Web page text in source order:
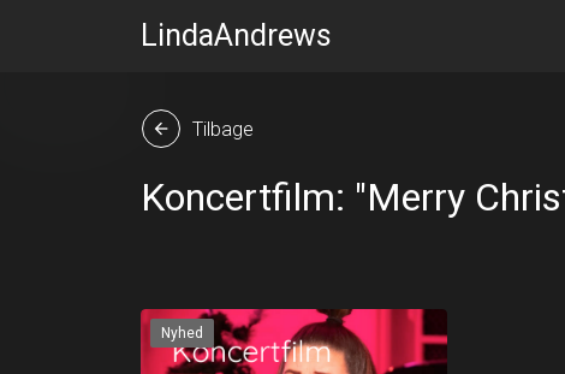
LindaAndrews
arrow_back Tilbage
Koncertfilm: "Merry
Nyhed